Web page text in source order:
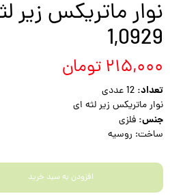
1,0929
۲۱۵,۰۰۰ تومان
تعداد:
نوار ماتریکس زیر لثه ای
جنس: فلزی
ساخت: روسیه
افزودن به سبد خرید